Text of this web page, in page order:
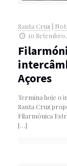
Santa Cruz
10 Setembro,
Açores
Termina hoje o
Santa Cruz
Filarmónica
[…]